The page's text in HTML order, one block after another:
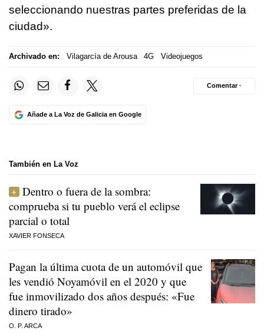
seleccionando nuestras partes preferidas de la
ciudad».
Archivado en: Vilagarcía de Arousa 4G Videojuegos
Añade a La Voz de Galicia en Google
Comentar ·
También en La Voz
Dentro o fuera de la sombra:
comprueba si tu pueblo verá el eclipse
parcial o total
XAVIER FONSECA
Pagan la última cuota de un automóvil que
les vendió Noyamóvil en el 2020 y que
fue inmovilizado dos años después: «Fue
dinero tirado»
O. P. ARCA